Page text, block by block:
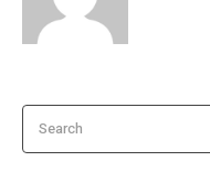
Search